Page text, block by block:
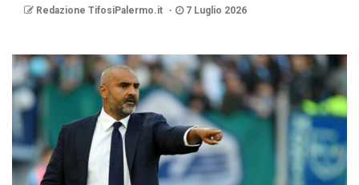
Redazione TifosiPalermo.it 7 Luglio 2026